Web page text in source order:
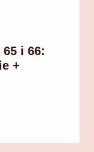
i 66:
+